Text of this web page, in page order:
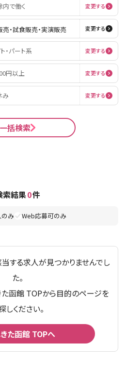
内で働く 変更する
売・試食販売・実演販売 変更する
・パート系 変更する
円以上 変更する
み 変更する
一括検索
索結果0件
み Web応募可のみ
する求人が見つかりませんでし
た。
た函館 TOPから目的のページを
しください。
た函館 TOPへ